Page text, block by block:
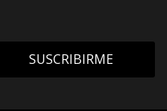
SUSCRIBIRME